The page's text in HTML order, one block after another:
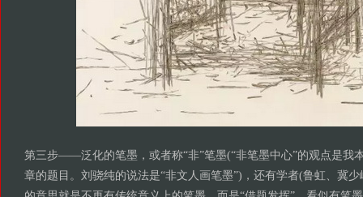
第三步——泛化的笔墨，或者称“非”笔墨(“非笔墨中心”的观点是我
章的题目。刘骁纯的说法是“非文人画笔墨”)，还有学者(鲁虹、冀